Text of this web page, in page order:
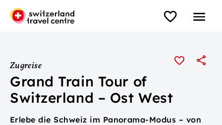
Zugreise
Grand Train Tour of
Switzerland – Ost West
Erlebe die Schweiz im Panorama-Modus – von